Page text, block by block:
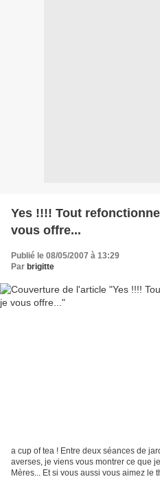
Yes !!!! Tout
vous offre...
Publié le 08/05/2007 à 13:29
Par brigitte
a cup of tea ! Entre deux séances de
averses, je viens vous montrer ce que
Mères... Et si vous aussi vous aimez le